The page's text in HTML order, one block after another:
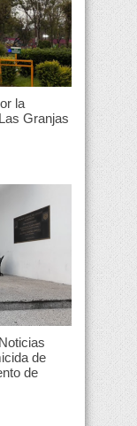
la
Granjas
de
de